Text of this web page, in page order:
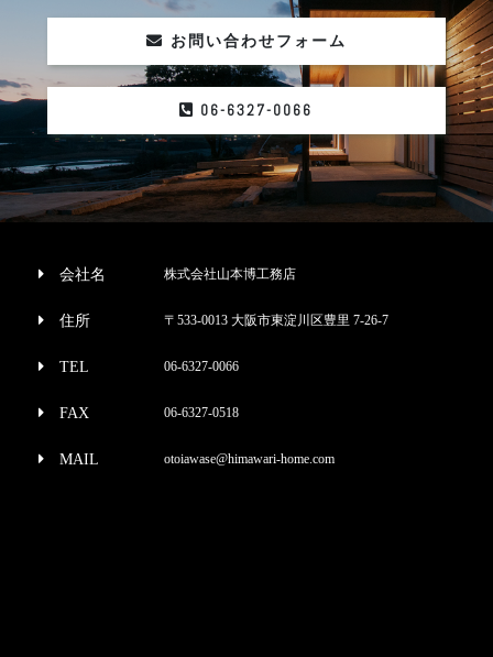
お問い合わせフォーム
06-6327-0066
会社名 株式会社山本博工務店
住所 〒533-0013 大阪市東淀川区豊里 7-26-7
TEL 06-6327-0066
FAX 06-6327-0518
MAIL otoiawase@himawari-home.com